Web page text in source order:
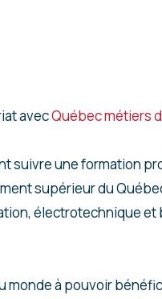
avecQuébec métiers
suivre une formation
supérieur du
électrotechnique et
monde à pouvoir